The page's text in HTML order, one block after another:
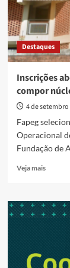
Destaques
Inscrições
compor
4 de setembro
Fapeg
Operacional
Fundação de
Veja maisRead
abertas
bolsitas